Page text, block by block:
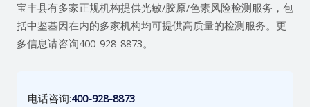
宝丰县有多家正规机构提供光敏/胶原/色素风险检测服务，包
括中鉴基因在内的多家机构均可提供高质量的检测服务。更
多信息请咨询400-928-8873。
电话咨询:400-928-8873